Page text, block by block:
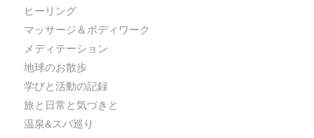
ヒーリング
マッサージ＆ボディワーク
メディテーション
地球のお散歩
学びと活動の記録
旅と日常と気づきと
温泉&スパ巡り